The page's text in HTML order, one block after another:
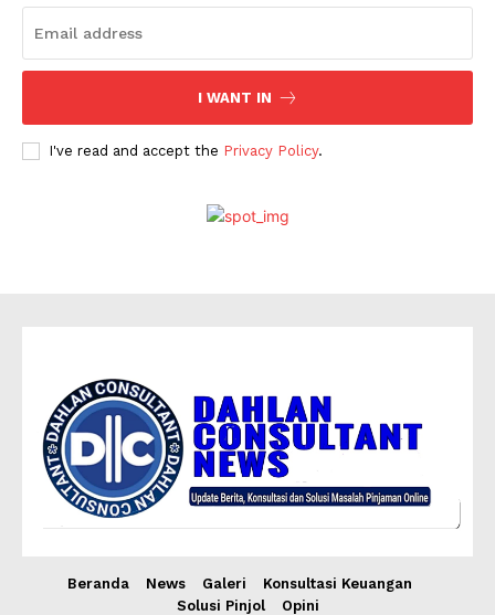
Contact
I WANT IN
I've read and accept the Privacy Policy.
Beranda News Galeri
Konsultasi Keuangan
Solusi Pinjol
Opini